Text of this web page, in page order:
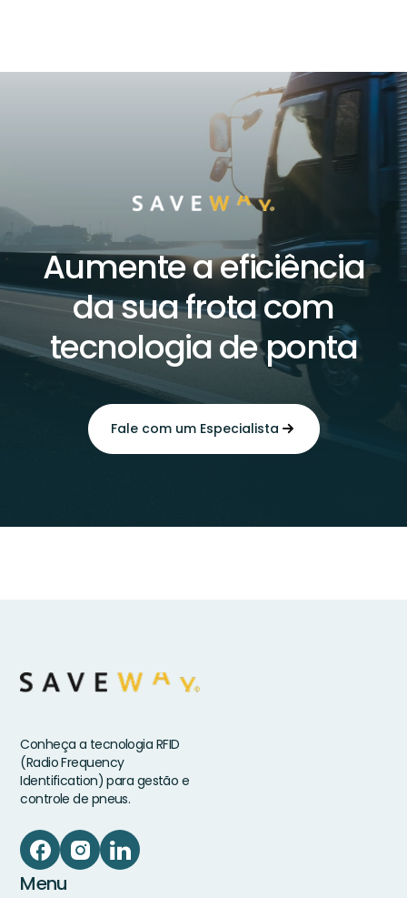
Aumente a eficiência
da sua frota com
tecnologia de ponta
Fale com um Especialista
Conheça a tecnologia RFID
(Radio Frequency
Identification) para gestão e
controle de pneus.
Menu